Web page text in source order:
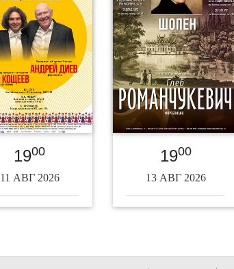
1900
11 АВГ 2026
1900
13 АВГ 2026